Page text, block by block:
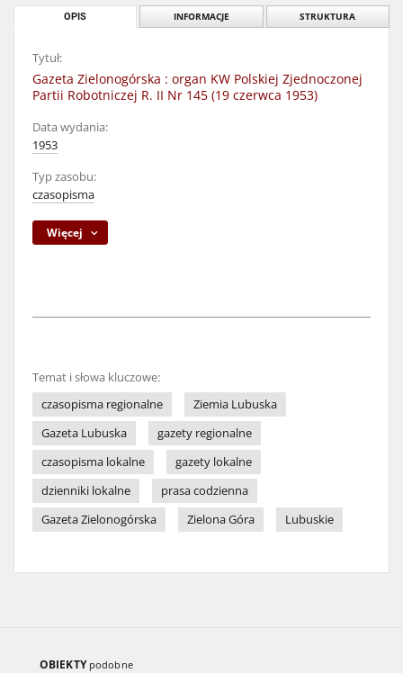
OPIS INFORMACJE STRUKTURA
Tytuł:
Gazeta Zielonogórska : organ KW Polskiej Zjednoczonej
Partii Robotniczej R. II Nr 145 (19 czerwca 1953)
Data wydania:
1953
Typ zasobu:
czasopisma
Więcej
Temat i słowa kluczowe:
czasopisma regionalne
Ziemia Lubuska
Gazeta Lubuska
gazety regionalne
czasopisma lokalne
gazety lokalne
dzienniki lokalne
prasa codzienna
Gazeta Zielonogórska
Zielona Góra Lubuskie
OBIEKTY podobne